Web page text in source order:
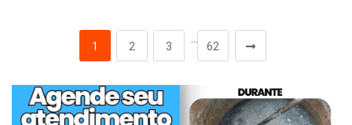
1 2 3 62